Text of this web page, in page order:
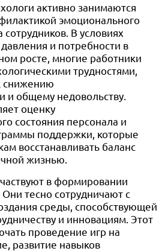
активно занимаются
эмоционального
сотрудников. В условиях
и потребности в
росте, многие работники
трудностями,
снижению
и общему недовольству.
оценку
состояния персонала и
поддержки, которые
восстанавливать баланс
жизнью.
в формировании
тесно сотрудничают с
среды, способствующей
и инновациям. Этот
проведение игр на
развитие навыков